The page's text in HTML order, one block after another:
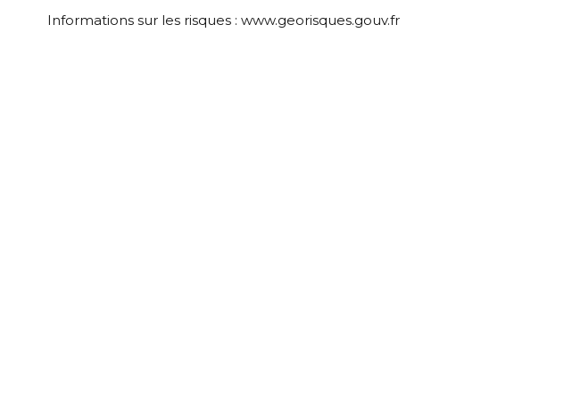
Informations sur les risques : www.georisques.gouv.fr